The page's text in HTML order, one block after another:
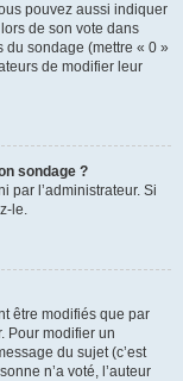
pouvez aussi indiquer
de son vote dans
du sondage (mettre « 0 »
de modifier leur
sondage ?
par l’administrateur. Si
le.
être modifiés que par
Pour modifier un
du sujet (c’est
n’a voté, l’auteur